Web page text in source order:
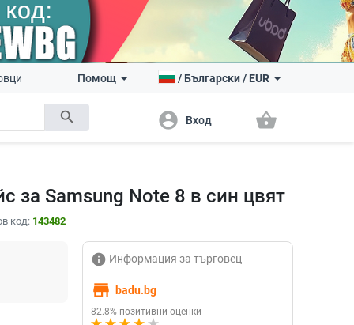
search
Помощ /Български/ EUR
account_circle Вход shopping_basket
за Samsung Note 8 в син цвят
код: 143482
info Информация за търговец
store badu.bg
82.8% позитивни оценки